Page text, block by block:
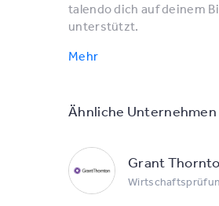
talendo dich auf deinem
unterstützt.
Mehr
Ähnliche Unternehmen
Grant